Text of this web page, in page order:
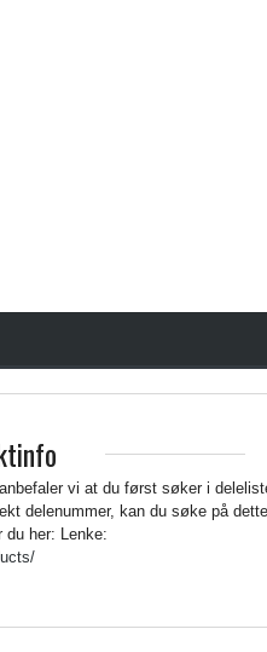
vi at du først søker i
delenummer, kan du søke på
du her: Lenke: